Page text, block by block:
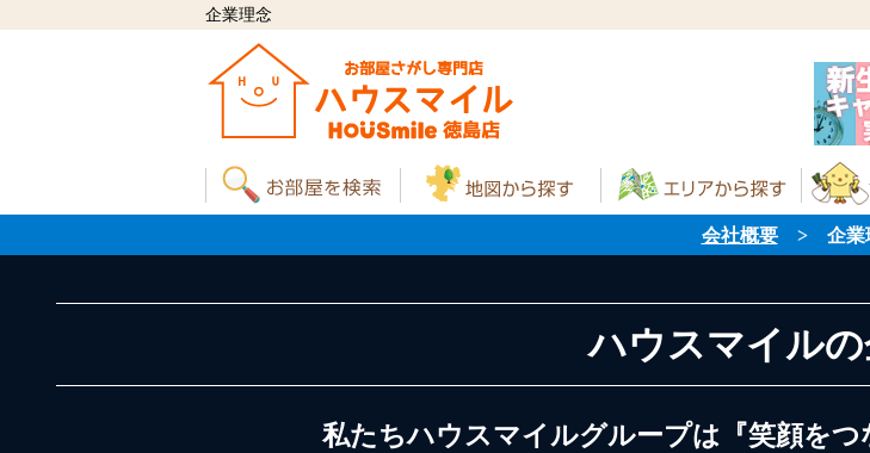
企業理念
会社概要> 企業
ハウスマイル
私たちハウスマイルグループは『笑顔をつ